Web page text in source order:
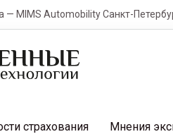
— MIMS Automobility Санкт-
страхования Мнения